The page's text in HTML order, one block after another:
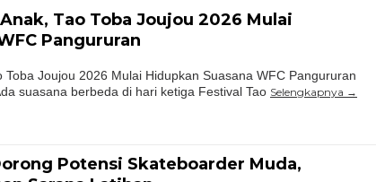
Tao Toba Joujou 2026 Mulai
Pangururan
Toba Joujou 2026 Mulai Hidupkan Suasana WFC Pangururan
suasana berbeda di hari ketiga Festival Tao Selengkapnya
Potensi Skateboarder Muda,